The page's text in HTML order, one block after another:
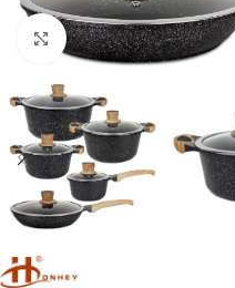
Haga clic para ampliar